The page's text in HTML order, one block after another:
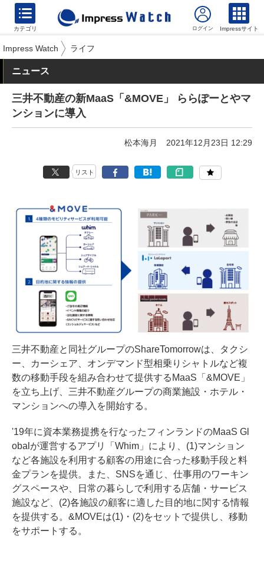
カテゴリ Impressサイト
Impress Watch ライフ
ニュース
三井不動産の新MaaS「&MOVE」 ららぽーとやマ
ンションに導入
松本海月 2021年12月23日 12:29
リスト
三井不動産と同社グループのShareTomorrowは、タクシ
ー、カーシェア、オンデマンド型相乗りシャトルなど複
数の移動手段を組み合わせて提供するMaaS「&MOVE」
を立ち上げ、三井不動産グループの商業施設・ホテル・
マンションへの導入を開始する。
'19年に資本業務提携を行なったフィンランドのMaaS Gl
obalが運営するアプリ「Whim」により、(1)マンション
など各施設を利用する顧客の用途に合った移動手段と料
金プランを提供。また、SNSを通じ、仕事用のワーキン
グスペースや、日常の暮らしで利用する店舗・サービス
施設など、(2)各施設の顧客に適した目的地に関する情報
を提供する。&MOVEは(1)・(2)をセットで提供し、移動
をサポートする。